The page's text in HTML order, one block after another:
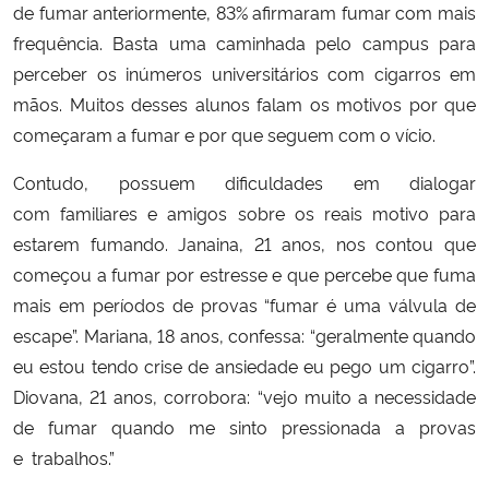
Secretaria-Geral
Secretaria de Governo
Advocacia-Geral da União
Banco Central do Brasil
Planalto
de fumar anteriormente, 83% afirmaram fumar com mais
frequência. Basta uma caminhada pelo campus para
perceber os inúmeros universitários com cigarros em
mãos. Muitos desses alunos falam os motivos por que
começaram a fumar e por que seguem com o vício.
Contudo, possuem dificuldades em dialogar
com familiares e amigos sobre os reais motivo para
estarem fumando. Janaina, 21 anos, nos contou que
começou a fumar por estresse e que percebe que fuma
mais em períodos de provas “fumar é uma válvula de
escape”. Mariana, 18 anos, confessa: “geralmente quando
eu estou tendo crise de ansiedade eu pego um cigarro”.
Diovana, 21 anos, corrobora: “vejo muito a necessidade
de fumar quando me sinto pressionada a provas
e trabalhos.”